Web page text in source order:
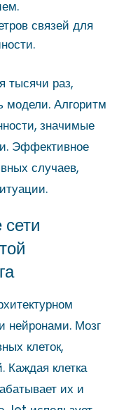
связей для
тысячи раз,
модели. Алгоритм
значимые
Эффективное
случаев,
нейронами. Мозг
клеток,
Каждая клетка
их и